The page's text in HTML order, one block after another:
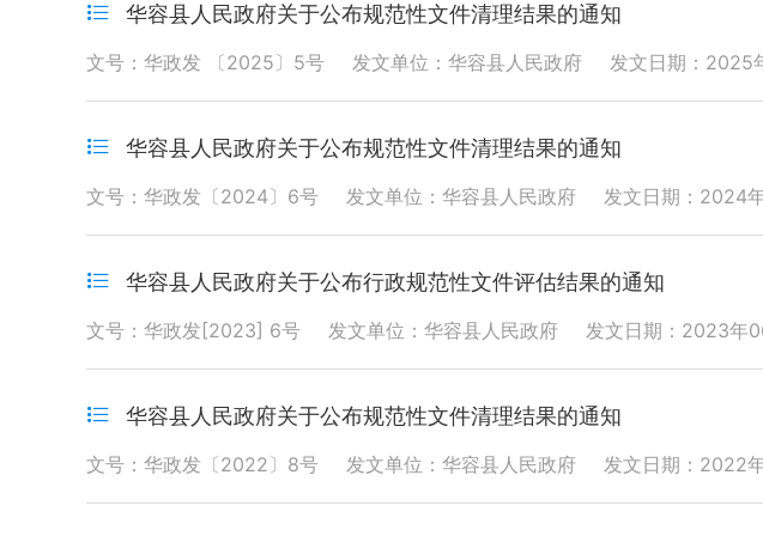
华容县人民政府关于公布规范性文件清理结果的通知
文号：华政发 〔2025〕5号 发文单位：华容县人民政府 发文日期：2025
华容县人民政府关于公布规范性文件清理结果的通知
文号：华政发〔2024〕6号 发文单位：华容县人民政府 发文日期：2024
华容县人民政府关于公布行政规范性文件评估结果的通知
文号：华政发[2023] 6号 发文单位：华容县人民政府 发文日期：2023年
华容县人民政府关于公布规范性文件清理结果的通知
文号：华政发〔2022〕8号 发文单位：华容县人民政府 发文日期：2022